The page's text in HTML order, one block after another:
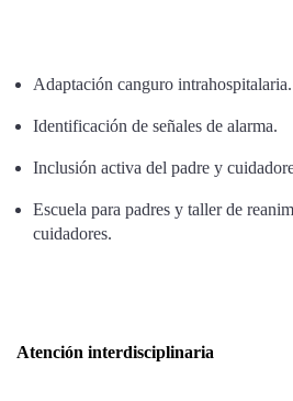
Adaptación canguro intrahospitalaria.
Identificación de señales de alarma.
Inclusión activa del padre y
Escuela para padres y taller de
cuidadores.
Atención interdisciplinaria